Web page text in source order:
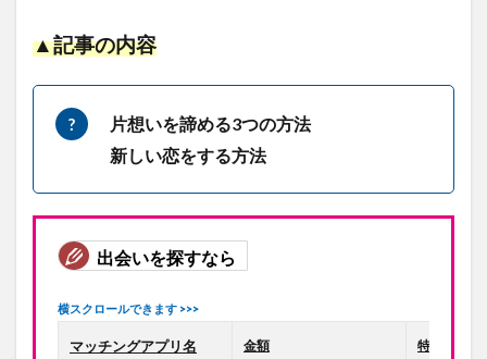
▲記事の内容
片想いを諦める3つの方法
新しい恋をする方法
出会いを探すなら
マッチングアプリ名 金額 特徴